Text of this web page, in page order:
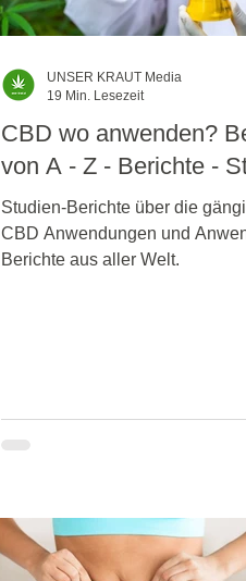
CBD wo anwenden?
von A - Z - Berichte -
Studien-Berichte über die
CBD Anwendungen und
Berichte aus aller Welt.
UNSER KRAUT Media
19 Min. Lesezeit